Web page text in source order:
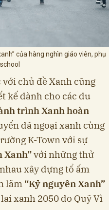
của hàng nghìn giáo viên, phụ
chủ đề Xanh cũng
kế dành cho các du
trình Xanh hoàn
dã ngoại xanh cùng
K-Town với sự
Xanh”với những thử
xây dựng tổ ấm
lãm “Kỷ nguyên Xanh”
xanh 2050 do Quỹ Vì